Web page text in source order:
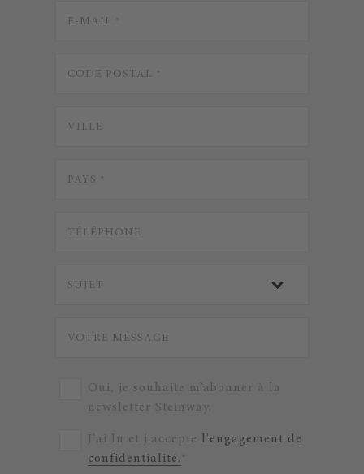
Oui, je souhaite m’abonner à la
newsletter Steinway.
J'ai lu et j'accepte
l'engagement de
confidentialité. *